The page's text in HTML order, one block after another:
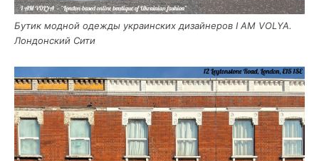
Бутик мод­ной одеж­ды укра­ин­ских дизай­не­ров I AM VOLYA.
Лон­дон­ский Сити